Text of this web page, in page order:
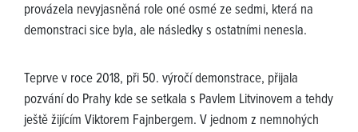
provázela nevyjasněná role oné osmé ze sedmi, která na
demonstraci sice byla, ale následky s ostatními nenesla.
Teprve v roce 2018, při 50. výročí demonstrace, přijala
pozvání do Prahy kde se setkala s Pavlem Litvinovem a tehdy
ještě žijícím Viktorem Fajnbergem. V jednom z nemnohých